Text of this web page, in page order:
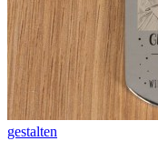
gestalten